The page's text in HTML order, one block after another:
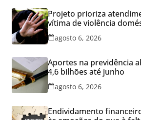
Projeto prioriza
vítima de violência
agosto 6, 2026
Aportes na previdência
4,6 bilhões até junho
agosto 6, 2026
Endividamento